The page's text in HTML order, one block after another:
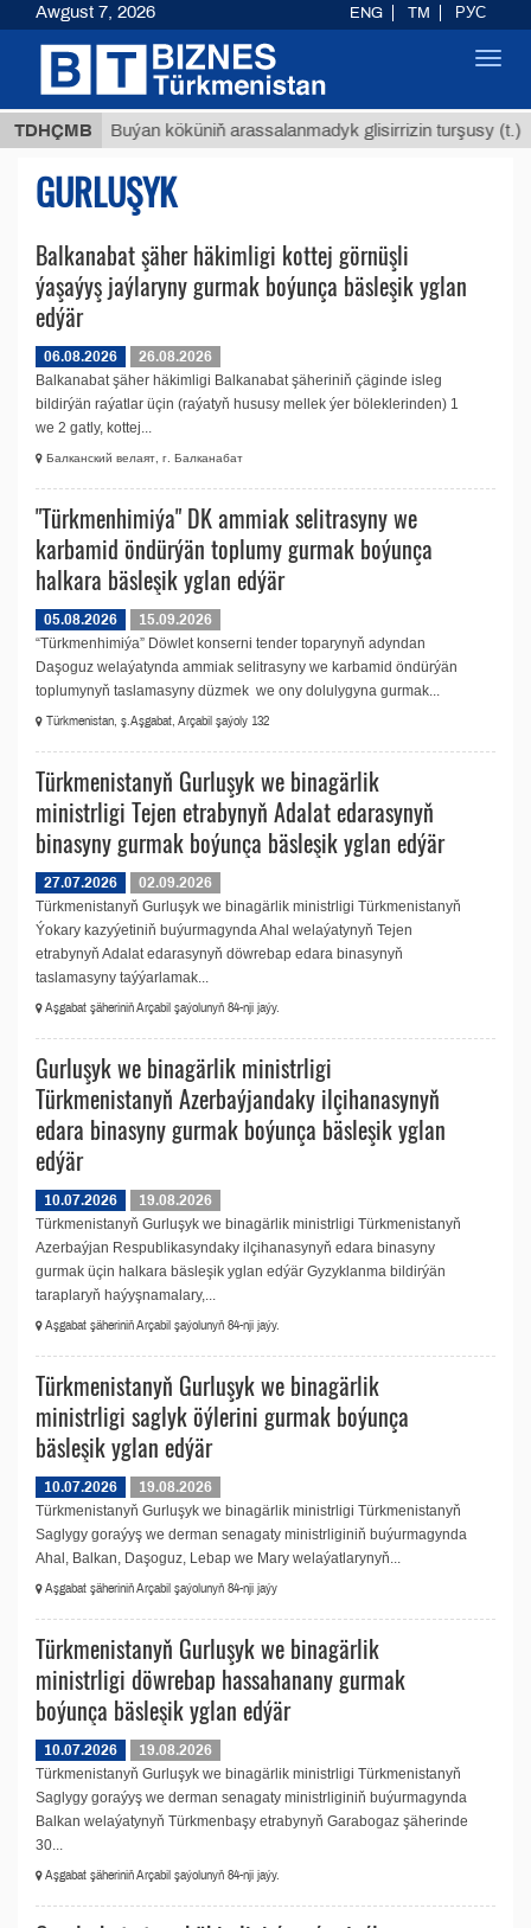
TDHÇMB Buýan köküniň arassalanmadyk glisirrizin turşusy (t.)
GURLUŞYK
Balkanabat şäher häkimligi kottej görnüşli
ýaşaýyş jaýlaryny gurmak boýunça bäsleşik yglan
edýär
06.08.2026
26.08.2026
Balkanabat şäher häkimligi Balkanabat şäheriniň çäginde isleg
bildirýän raýatlar üçin (raýatyň hususy mellek ýer böleklerinden) 1
we 2 gatly, kottej...
Балканский велаят, г. Балканабат
"Türkmenhimiýa" DK ammiak selitrasyny we
karbamid öndürýän toplumy gurmak boýunça
halkara bäsleşik yglan edýär
05.08.2026
15.09.2026
“Türkmenhimiýa” Döwlet konserni tender toparynyň adyndan
Daşoguz welaýatynda ammiak selitrasyny we karbamid öndürýän
toplumynyň taslamasyny düzmek we ony dolulygyna gurmak...
Türkmenistan, ş.Aşgabat, Arçabil şaýoly 132
Türkmenistanyň Gurluşyk we binagärlik
ministrligi Tejen etrabynyň Adalat edarasynyň
binasyny gurmak boýunça bäsleşik yglan edýär
27.07.2026
02.09.2026
Türkmenistanyň Gurluşyk we binagärlik ministrligi Türkmenistanyň
Ýokary kazyýetiniň buýurmagynda Ahal welaýatynyň Tejen
etrabynyň Adalat edarasynyň döwrebap edara binasynyň
taslamasyny taýýarlamak...
Aşgabat şäheriniň Arçabil şaýolunyň 84-nji jaýy.
Gurluşyk we binagärlik ministrligi
Türkmenistanyň Azerbaýjandaky ilçihanasynyň
edara binasyny gurmak boýunça bäsleşik yglan
edýär
10.07.2026
19.08.2026
Türkmenistanyň Gurluşyk we binagärlik ministrligi Türkmenistanyň
Azerbaýjan Respublikasyndaky ilçihanasynyň edara binasyny
gurmak üçin halkara bäsleşik yglan edýär Gyzyklanma bildirýän
taraplaryň haýyşnamalary,...
Aşgabat şäheriniň Arçabil şaýolunyň 84-nji jaýy.
Türkmenistanyň Gurluşyk we binagärlik
ministrligi saglyk öýlerini gurmak boýunça
bäsleşik yglan edýär
10.07.2026
19.08.2026
Türkmenistanyň Gurluşyk we binagärlik ministrligi Türkmenistanyň
Saglygy goraýyş we derman senagaty ministrliginiň buýurmagynda
Ahal, Balkan, Daşoguz, Lebap we Mary welaýatlarynyň...
Aşgabat şäheriniň Arçabil şaýolunyň 84-nji jaýy
Türkmenistanyň Gurluşyk we binagärlik
ministrligi döwrebap hassahanany gurmak
boýunça bäsleşik yglan edýär
10.07.2026
19.08.2026
Türkmenistanyň Gurluşyk we binagärlik ministrligi Türkmenistanyň
Saglygy goraýyş we derman senagaty ministrliginiň buýurmagynda
Balkan welaýatynyň Türkmenbaşy etrabynyň Garabogaz şäherinde
30...
Aşgabat şäheriniň Arçabil şaýolunyň 84-nji jaýy.
Awgust 7, 2026 ENG TM РУС